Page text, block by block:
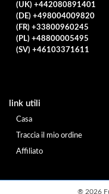
(UK) +442080891401
(DE) +498004009820
(FR) +33800960245
(PL) +48800005495
(SV) +46103371611
link utili
Casa
Traccia il mio ordine
Affiliato
® 2026